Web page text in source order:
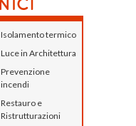
Isolamento termico
Luce in Architettura
Prevenzione
incendi
Restauro e
Ristrutturazioni